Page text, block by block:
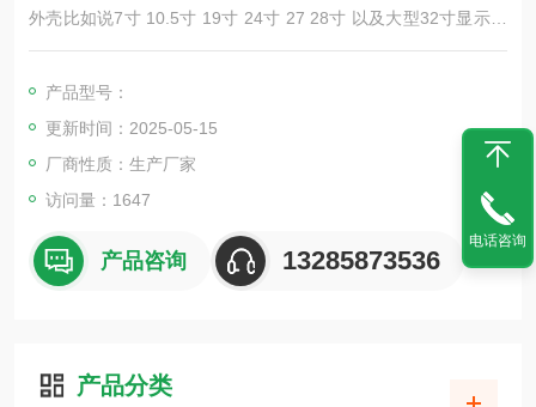
外壳比如说7寸 10.5寸 19寸 24寸 27 28寸 以及大型32寸显示屏
均可以按照要求制作防爆显示屏外壳
产品型号：
更新时间：2025-05-15
厂商性质：生产厂家
访问量：1647
产品咨询 13285873536
产品分类
电话咨询